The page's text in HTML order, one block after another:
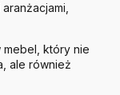
mebel, który nie
ale również